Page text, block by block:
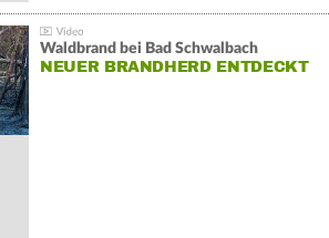
Waldbrand bei Bad Schwalbach
NEUER BRANDHERD ENTDECKT